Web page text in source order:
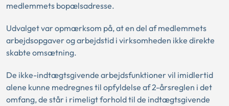
medlemmets bopælsadresse.
Udvalget var opmærksom på, at en del af medlemmets
arbejdsopgaver og arbejdstid i virksomheden ikke direkte
skabte omsætning.
De ikke-indtægtsgivende arbejdsfunktioner vil imidlertid
alene kunne medregnes til opfyldelse af 2-årsreglen i det
omfang, de står i rimeligt forhold til de indtægtsgivende